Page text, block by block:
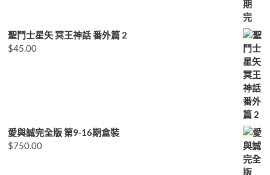
聖鬥士星矢 冥王神話 番外篇 2
$45.00
愛與誠完全版 第9-16期盒裝
$750.00